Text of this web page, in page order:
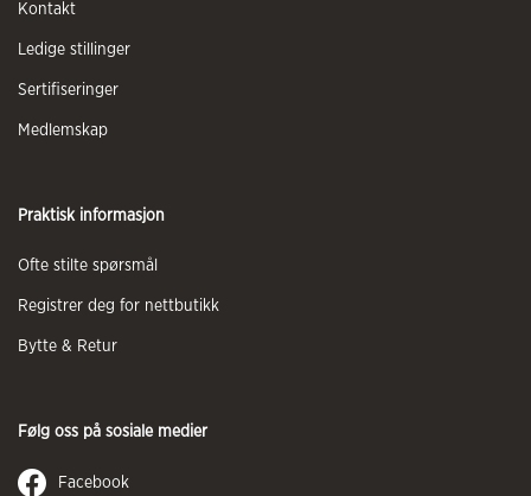
Kontakt
Ledige stillinger
Sertifiseringer
Medlemskap
Praktisk informasjon
Ofte stilte spørsmål
Registrer deg for nettbutikk
Bytte & Retur
Følg oss på sosiale medier
Facebook